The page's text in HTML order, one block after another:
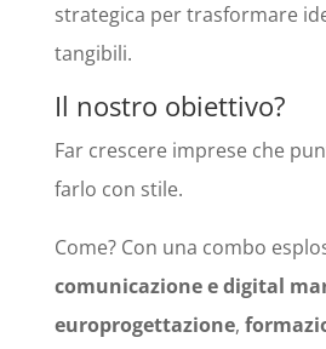
strategica per trasformare
tangibili.
Il nostro obiettivo?
Far crescere imprese che
farlo con stile.
Come? Con una combo
comunicazione e digital
europrogettazione,